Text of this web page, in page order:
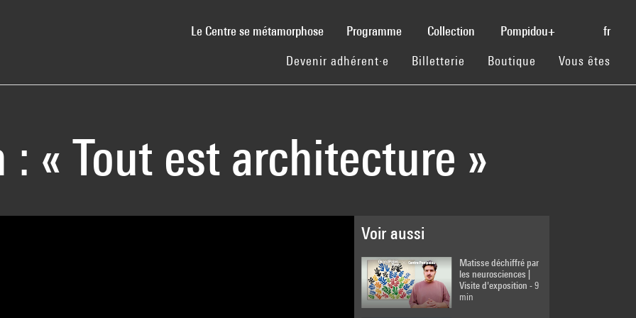
Le Centre se métamorphose(current)Programme Collection Pompidou+ fr
Devenir adhérent·e (current)
Billetterie (current)
Boutique (current)
Vous êtes
: « Tout est architecture »
Voir aussi
Matisse déchiffré par
les neurosciences |
Visite d'exposition - 9
min